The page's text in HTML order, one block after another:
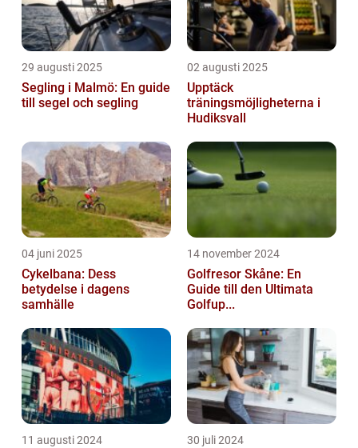
29 augusti 2025
Segling i Malmö: En guide
till segel och segling
02 augusti 2025
Upptäck
träningsmöjligheterna i
Hudiksvall
04 juni 2025
Cykelbana: Dess
betydelse i dagens
samhälle
14 november 2024
Golfresor Skåne: En
Guide till den Ultimata
Golfup...
11 augusti 2024 30 juli 2024